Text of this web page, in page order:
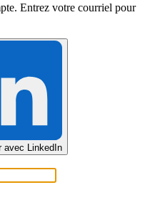
Entrez votre courriel pour
avec LinkedIn